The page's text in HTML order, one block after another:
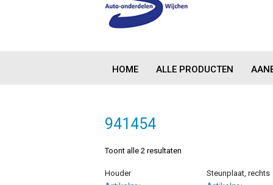
HOME ALLE PRODUCTEN
941454
Toont alle 2 resultaten
Houder Steunplaat, rechts